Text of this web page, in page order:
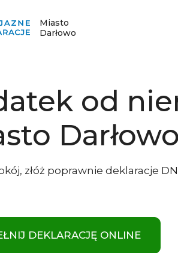
Miasto
Darłowo
od
Darłowo
złóż poprawnie deklaracje
DEKLARACJĘ ONLINE